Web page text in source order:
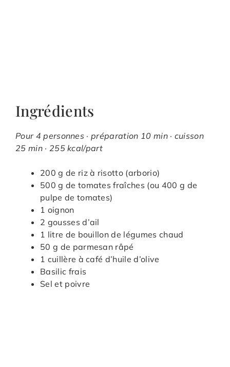
Ingrédients
Pour 4 personnes · préparation 10 min · cuisson
25 min · 255 kcal/part
200 g de riz à risotto (arborio)
500 g de tomates fraîches (ou 400 g de
pulpe de tomates)
1 oignon
2 gousses d’ail
1 litre de bouillon de légumes chaud
50 g de parmesan râpé
1 cuillère à café d’huile d’olive
Basilic frais
Sel et poivre